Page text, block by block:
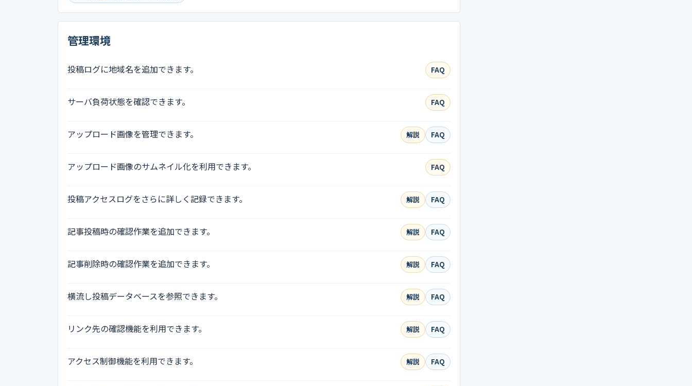
管理環境
投稿ログに地域名を追加できます。 FAQ
サーバ負荷状態を確認できます。 FAQ
アップロード画像を管理できます。 解説 FAQ
アップロード画像のサムネイル化を利用できます。 FAQ
投稿アクセスログをさらに詳しく記録できます。 解説 FAQ
記事投稿時の確認作業を追加できます。 解説 FAQ
記事削除時の確認作業を追加できます。 解説 FAQ
横流し投稿データベースを参照できます。 解説 FAQ
リンク先の確認機能を利用できます。 解説 FAQ
アクセス制御機能を利用できます。 解説 FAQ